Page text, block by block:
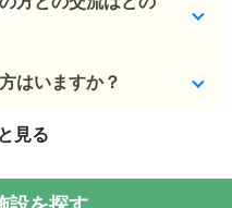
できてくれる
15)
はいますか？
15)
見る